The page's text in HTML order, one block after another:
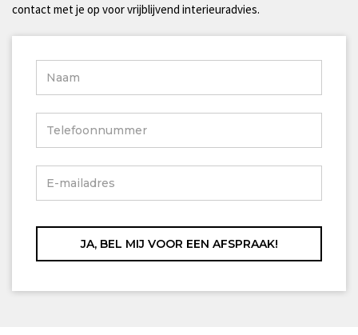
contact met je op voor vrijblijvend interieuradvies.